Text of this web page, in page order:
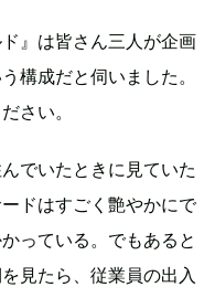
』は皆さん三人が企画
構成だと伺いました。
さい。
でいたときに見ていた
ドはすごく艶やかにで
っている。でもあると
見たら、従業員の出入